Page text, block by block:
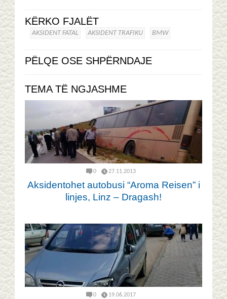
KËRKO FJALËT
AKSIDENT FATAL AKSIDENT TRAFIKU BMW
PËLQE OSE SHPËRNDAJE
TEMA TË NGJASHME
0 27.11.2013
Aksidentohet autobusi “Aroma Reisen” i
linjes, Linz – Dragash!
0 19.06.2017